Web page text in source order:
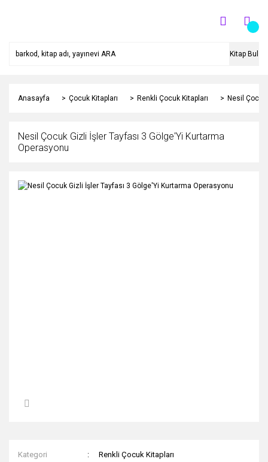
Kitap Bul
Anasayfa Çocuk Kitapları Renkli Çocuk Kitapları Nesil
Nesil Çocuk Gizli İşler Tayfası 3 Gölge'Yi Kurtarma
Operasyonu
Kategori
Renkli Çocuk Kitapları